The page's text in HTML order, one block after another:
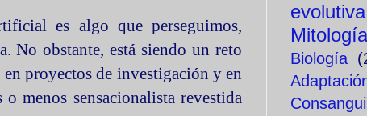
es algo que perseguimos,
No obstante, está siendo un reto
proyectos de investigación y en
menos sensacionalista revestida
evolutiva
Mitología
Biología